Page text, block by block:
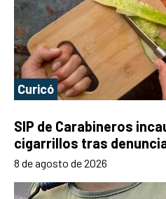
Curicó
SIP de Carabineros
cigarrillos tras
8 de agosto de 2026